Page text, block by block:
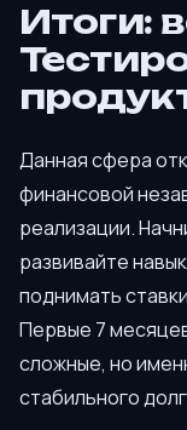
Итоги:
Данная сфера
финансовой
реализации.
развивайте
поднимать
Первые 7
сложные, но
стабильного